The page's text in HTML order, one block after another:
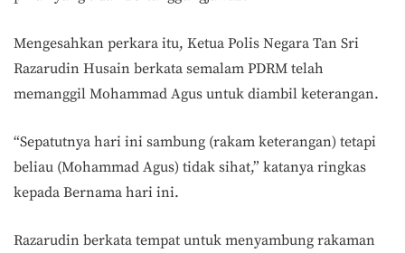
Mengesahkan perkara itu, Ketua Polis Negara Tan Sri
Razarudin Husain berkata semalam PDRM telah
memanggil Mohammad Agus untuk diambil keterangan.
“Sepatutnya hari ini sambung (rakam keterangan) tetapi
beliau (Mohammad Agus) tidak sihat,” katanya ringkas
kepada Bernama hari ini.
Razarudin berkata tempat untuk menyambung rakaman